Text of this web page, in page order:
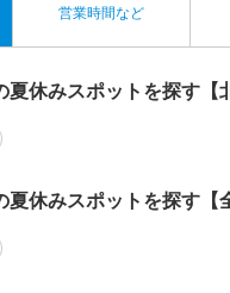
営業時間など
休みスポットを探す【
休みスポットを探す【